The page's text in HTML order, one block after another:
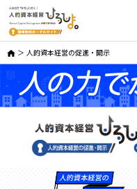
人的資本経営の促進・開示